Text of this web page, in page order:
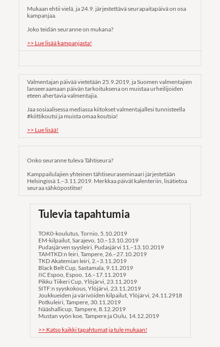
Mukaan ehtii vielä, ja 24.9. järjestettävä seurapaitapäivä on osa
kampanjaa.
Joko teidän seuranne on mukana?
>> Lue lisää kampanjasta!
Valmentajan päivää vietetään 25.9.2019, ja Suomen valmentajien
lanseeraamaan päivän tarkoituksena on muistaa urheilijoiden
eteen ahertavia valmentajia.
Jaa sosiaalisessa mediassa kiitokset valmentajallesi tunnisteella
#kiittikoutsi ja muista omaa koutsia!
>> Lue lisää!
Onko seuranne tuleva Tähtiseura?
Kamppailulajien yhteinen tähtiseuraseminaari järjestetään
Helsingissä 1.–3.11.2019. Merkkaa päivät kalenteriin, lisätietoa
seuraa sähköpostitse!
Tulevia tapahtumia
TOK0-koulutus, Tornio, 5.10.2019
EM-kilpailut, Sarajevo, 10.–13.10.2019
Pudasjärven syysleiri, Pudasjärvi 11.–13.10.2019
TAMTKD:n leiri, Tampere, 26.–27.10.2019
TKD Akatemian leiri, 2.–3.11.2019
Black Belt Cup, Sastamala, 9.11.2019
IIC Espoo, Espoo, 16.–17.11.2019
Pikku Tiikeri Cup, Ylöjärvi, 23.11.2019
SITF:n syyskokous, Ylöjärvi, 23.11.2019
Joukkueiden ja värivöiden kilpailut, Ylöjärvi, 24.11.2918
Potkuleiri, Tampere, 30.11.2019
Nääshallicup, Tampere, 8.12.2019
Mustan vyön koe, Tampere ja Oulu, 14.12.2019
>> Katso kaikki tapahtumat ja tule mukaan!